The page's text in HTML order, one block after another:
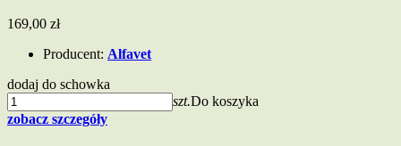
169,00 zł
Producent: Alfavet
dodaj do schowka
szt.Do koszyka
zobacz szczegóły